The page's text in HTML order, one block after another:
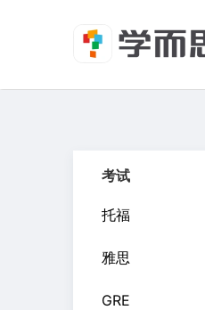
考试
托福
雅思
GRE